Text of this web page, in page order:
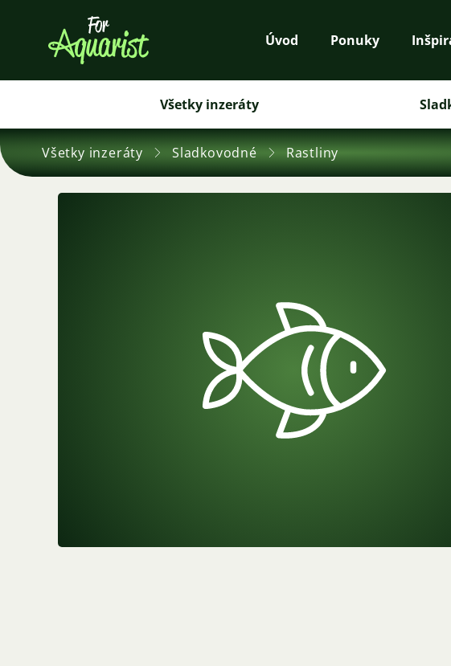
Úvod Ponuky
Všetky inzeráty
Všetky inzeráty Sladkovodné Rastliny